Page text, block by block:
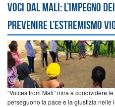
Voci dal Mali: l’impegno
prevenire l’estremismo
“Voices from Mali” mira a condividere
perseguono la pace e la giustizia nelle